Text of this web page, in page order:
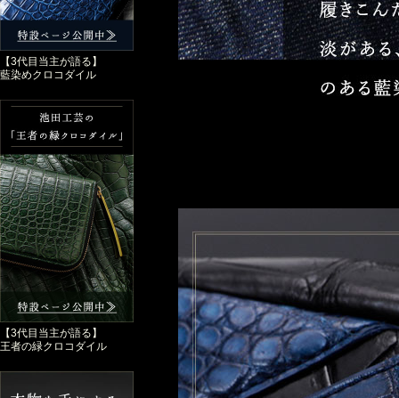
【3代目当主が語る】
藍染めクロコダイル
【3代目当主が語る】
王者の緑クロコダイル